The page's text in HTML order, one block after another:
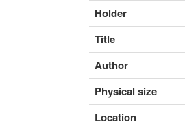
Holder
Title
Author
Physical size
Location